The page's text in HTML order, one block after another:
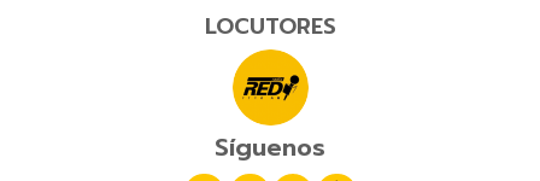
LOCUTORES
Síguenos